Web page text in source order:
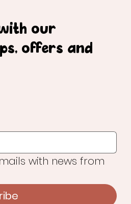
our
offers and
with news from